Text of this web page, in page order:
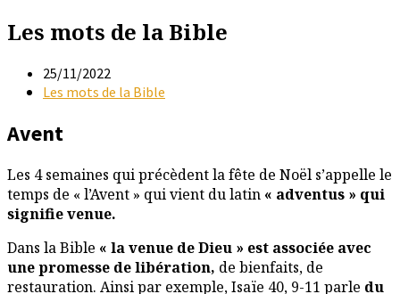
Les mots de la Bible
25/11/2022
Les mots de la Bible
Avent
Les 4 semaines qui précèdent la fête de Noël s’appelle le
temps de « l’Avent » qui vient du latin « adventus » qui
signifie venue.
Dans la Bible « la venue de Dieu » est associée avec
une promesse de libération, de bienfaits, de
restauration. Ainsi par exemple, Isaïe 40, 9-11 parle du